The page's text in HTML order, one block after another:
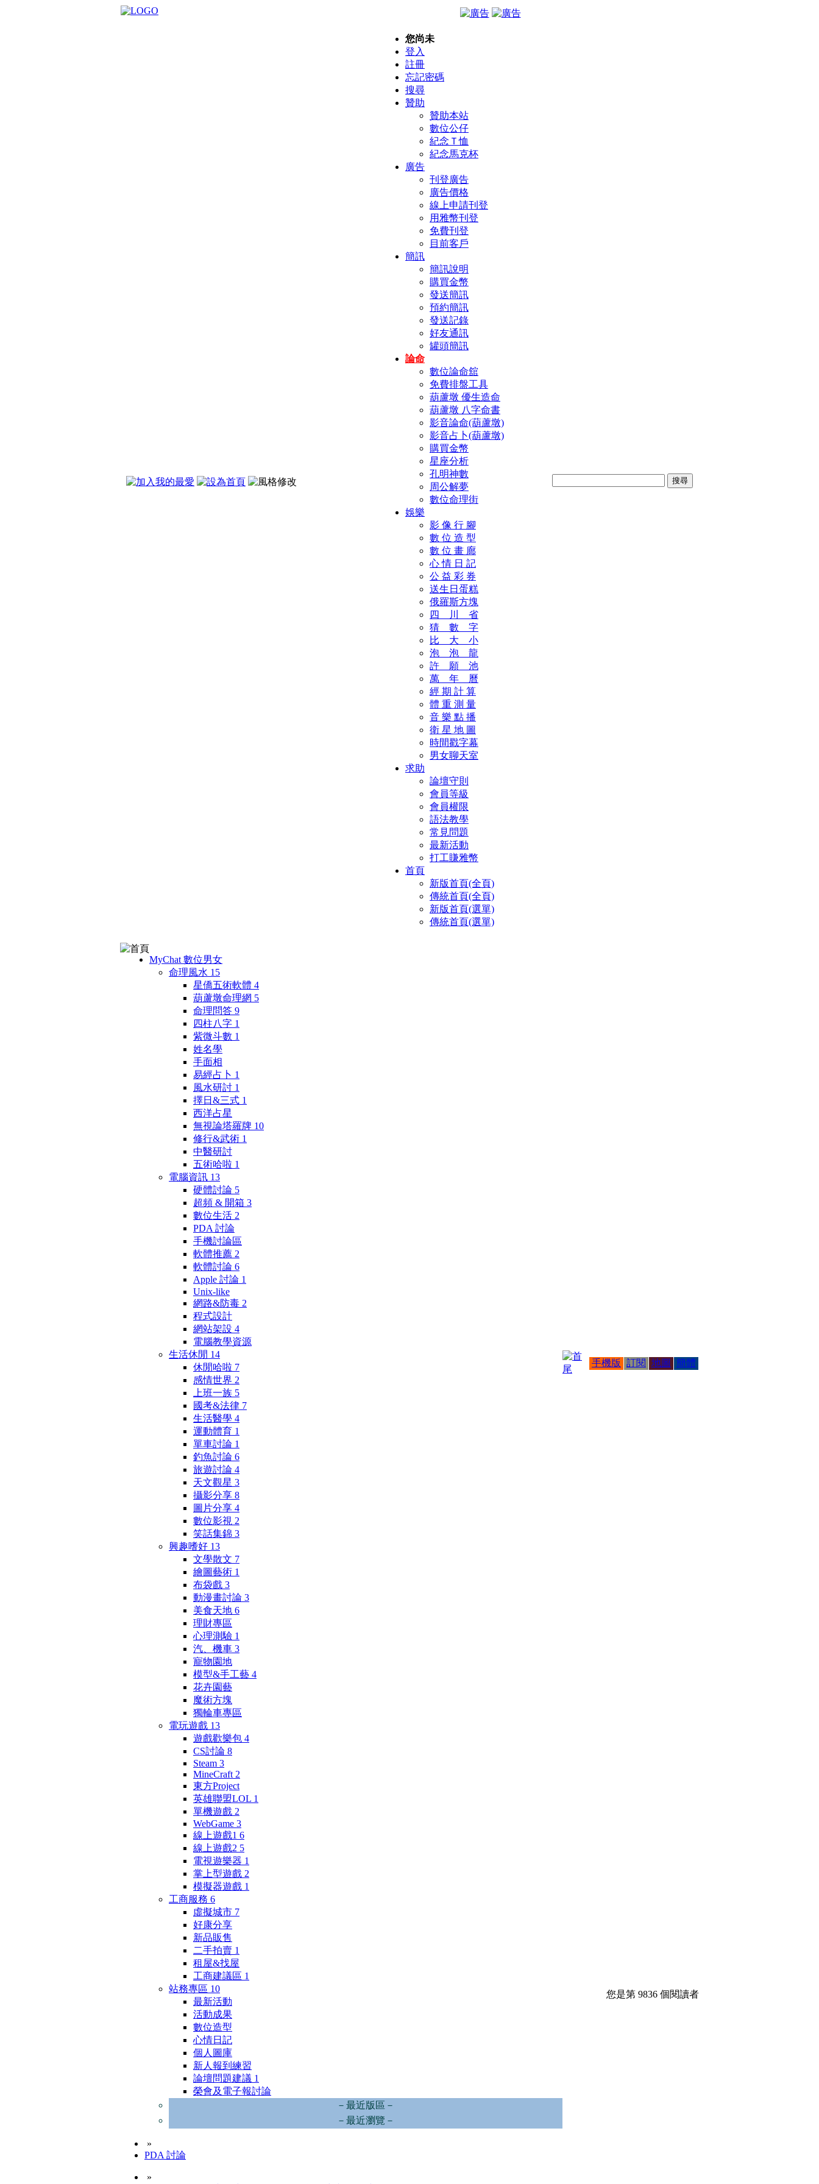
您尚未
登入
註冊
忘記密碼
搜尋
贊助
贊助本站
數位公仔
紀念Ｔ恤
紀念馬克杯
廣告
刊登廣告
廣告價格
線上申請刊登
用雅幣刊登
免費刊登
目前客戶
簡訊
簡訊說明
購買金幣
發送簡訊
預約簡訊
發送記錄
好友通訊
罐頭簡訊
論命
數位論命舘
免費排盤工具
葫蘆墩 優生造命
葫蘆墩 八字命書
影音論命(葫蘆墩)
影音占卜(葫蘆墩)
購買金幣
星座分析
孔明神數
周公解夢
數位命理街
娛樂
影 像 行 腳
數 位 造 型
數 位 畫 廊
心 情 日 記
公 益 彩 券
送生日蛋糕
俄羅斯方塊
四 川 省
猜 數 字
比 大 小
泡 泡 龍
許 願 池
萬 年 曆
經 期 計 算
體 重 測 量
音 樂 點 播
衛 星 地 圖
時間戳字幕
男女聊天室
求助
論壇守則
會員等級
會員權限
語法教學
常見問題
最新活動
打工賺雅幣
首頁
新版首頁(全頁)
傳統首頁(全頁)
新版首頁(選單)
傳統首頁(選單)
MyChat 數位男女
命理風水 15
星僑五術軟體 4
葫蘆墩命理網 5
命理問答 9
四柱八字 1
紫微斗數 1
姓名學
手面相
易經占卜 1
風水研討 1
擇日&三式 1
西洋占星
無視論塔羅牌 10
修行&武術 1
中醫研討
五術哈啦 1
電腦資訊 13
硬體討論 5
超頻 & 開箱 3
數位生活 2
PDA 討論
手機討論區
軟體推薦 2
軟體討論 6
Apple 討論 1
Unix-like
網路&防毒 2
程式設計
網站架設 4
電腦教學資源
生活休閒 14
休閒哈啦 7
感情世界 2
上班一族 5
國考&法律 7
生活醫學 4
運動體育 1
單車討論 1
釣魚討論 6
旅遊討論 4
天文觀星 3
攝影分享 8
圖片分享 4
數位影視 2
笑話集錦 3
興趣嗜好 13
文學散文 7
繪圖藝術 1
布袋戲 3
動漫畫討論 3
美食天地 6
理財專區
心理測驗 1
汽、機車 3
寵物園地
模型&手工藝 4
花卉園藝
魔術方塊
獨輪車專區
電玩遊戲 13
遊戲歡樂包 4
CS討論 8
Steam 3
MineCraft 2
東方Project
英雄聯盟LOL 1
單機遊戲 2
WebGame 3
線上遊戲1 6
線上遊戲2 5
電視遊樂器 1
掌上型遊戲 2
模擬器遊戲 1
工商服務 6
虛擬城市 7
好康分享
新品販售
二手拍賣 1
租屋&找屋
工商建議區 1
站務專區 10
最新活動
活動成果
數位造型
心情日記
個人圖庫
新人報到練習
論壇問題建議 1
榮會及電子報討論
－最近版區－
－最近瀏覽－
»
PDA 討論
»
手機版 訂閱 地圖 簡體
您是第 9836 個閱讀者